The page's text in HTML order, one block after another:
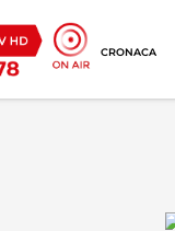
CRONACA